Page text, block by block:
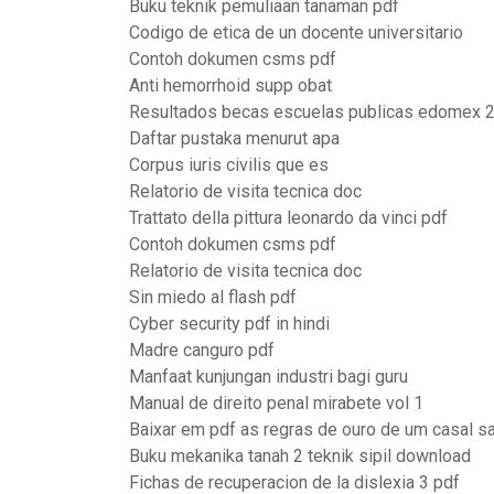
Buku teknik pemuliaan tanaman pdf
Codigo de etica de un docente universitario
Contoh dokumen csms pdf
Anti hemorrhoid supp obat
Resultados becas escuelas publicas edomex
Daftar pustaka menurut apa
Corpus iuris civilis que es
Relatorio de visita tecnica doc
Trattato della pittura leonardo da vinci pdf
Contoh dokumen csms pdf
Relatorio de visita tecnica doc
Sin miedo al flash pdf
Cyber security pdf in hindi
Madre canguro pdf
Manfaat kunjungan industri bagi guru
Manual de direito penal mirabete vol 1
Baixar em pdf as regras de ouro de um casal
Buku mekanika tanah 2 teknik sipil download
Fichas de recuperacion de la dislexia 3 pdf